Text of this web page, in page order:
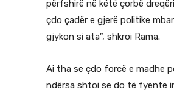
përfshirë në këtë çorbë
çdo çadër e gjerë politike
gjykon si ata”, shkroi Rama.
Ai tha se çdo forcë e madhe
ndërsa shtoi se do të fyente